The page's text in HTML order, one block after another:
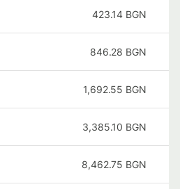
423.14 BGN
846.28 BGN
1,692.55 BGN
3,385.10 BGN
8,462.75 BGN